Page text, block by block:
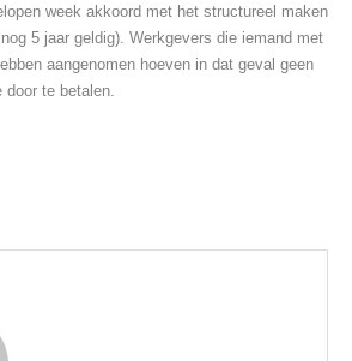
week akkoord met het structureel maken
5 jaar geldig). Werkgevers die iemand met
aangenomen hoeven in dat geval geen
te betalen.